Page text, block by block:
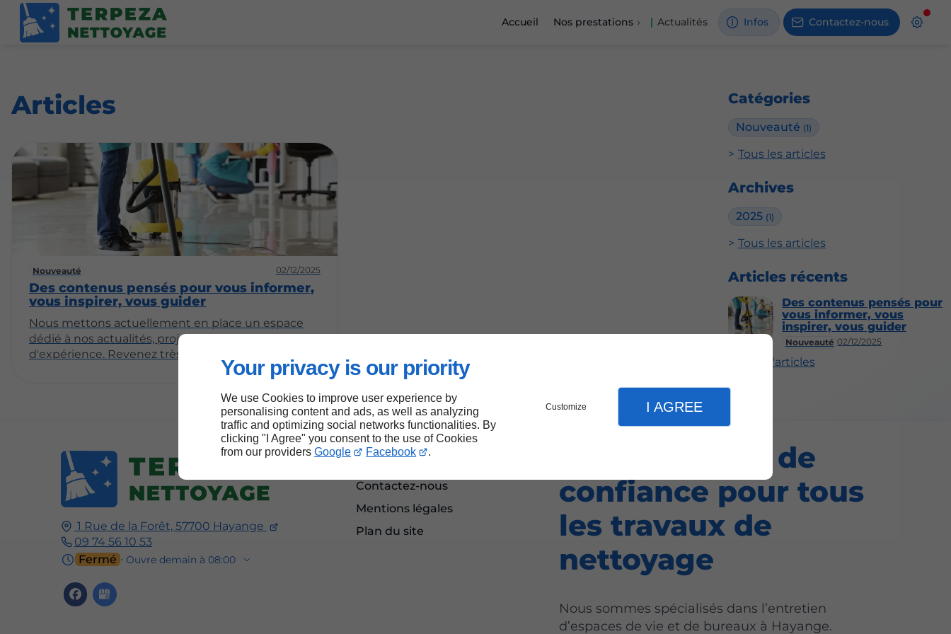
Your privacy is our priority
We use Cookies to improve user experience by
personalising content and ads, as well as analyzing
traffic and optimizing social networks functionalities. By
clicking "I Agree" you consent to the use of Cookies
from our providers Google Facebook .
Customize I AGREE
Accueil Nos prestations Actualités Infos Contactez-nous
Catégories
Nouveauté (1)
Tous les articles
Archives
2025 (1)
Tous les articles
Articles récents
Nouveauté 02/12/2025
Des contenus pensés pour
vous informer, vous
inspirer, vous guider
Plus d'articles
Articles
Nouveauté 02/12/2025
Des contenus pensés pour vous informer,
vous inspirer, vous guider
Nous mettons actuellement en place un espace
dédié à nos actualités, projets et partages
d'expérience. Revenez très bientôt pour découvrir
1 Rue de la Forêt, 57700 Hayange
09 74 56 10 53
Fermé ⋅ Ouvre demain à 08:00
Contactez-nous
Mentions légales
Plan du site
Un partenaire de
confiance pour tous
les travaux de
nettoyage
Nous sommes spécialisés dans l’entretien
d’espaces de vie et de bureaux à Hayange.